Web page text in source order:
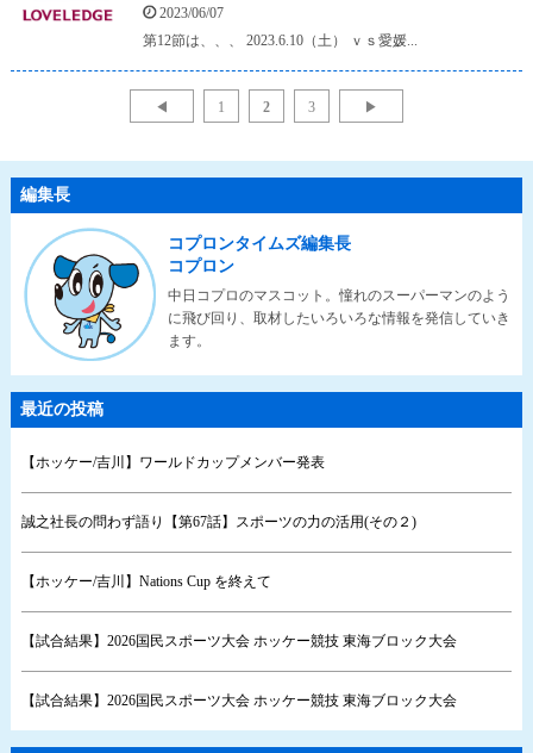
2023/06/07
第12節は、、、 2023.6.10（土） ｖｓ愛媛...
◀ 1 2 3 ▶
編集長
コプロンタイムズ編集長
コプロン
中日コプロのマスコット。憧れのスーパーマンのよう
に飛び回り、取材したいろいろな情報を発信していき
ます。
最近の投稿
【ホッケー/吉川】ワールドカップメンバー発表
誠之社長の問わず語り【第67話】スポーツの力の活用(その２)
【ホッケー/吉川】Nations Cup を終えて
【試合結果】2026国民スポーツ大会 ホッケー競技 東海ブロック大会
【試合結果】2026国民スポーツ大会 ホッケー競技 東海ブロック大会